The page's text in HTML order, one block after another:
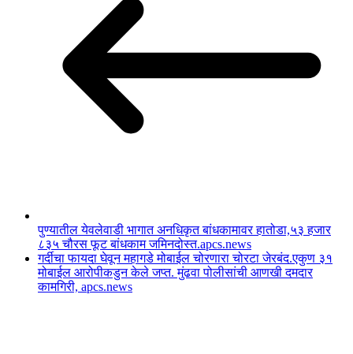
पुण्यातील येवलेवाडी भागात अनधिकृत बांधकामावर हातोडा,५३ हजार
८३५ चौरस फूट बांधकाम जमिनदोस्त.apcs.news
गर्दीचा फायदा घेवून महागडे मोबाईल चोरणारा चोरटा जेरबंद.एकुण ३१
मोबाईल आरोपीकडुन केले जप्त. मुंढवा पोलीसांची आणखी दमदार
कामगिरी, apcs.news